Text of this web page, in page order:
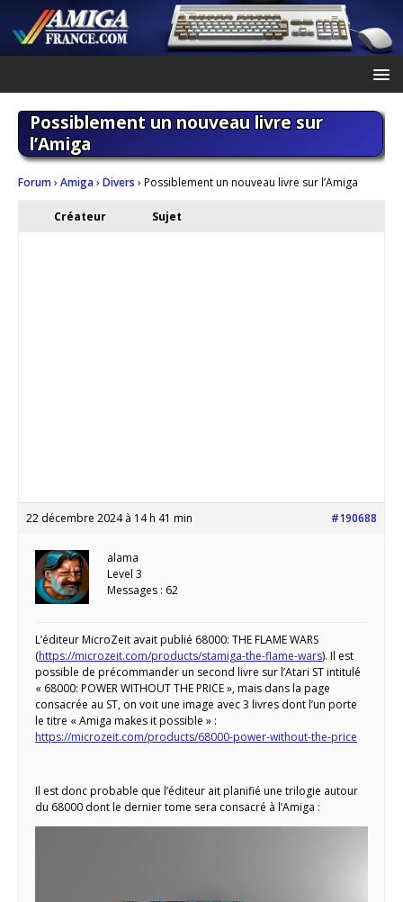
Possiblement un nouveau livre sur
l’Amiga
Forum› Amiga› Divers › Possiblement un nouveau livre sur l’Amiga
Créateur Sujet
22 décembre 2024 à 14 h 41 min #190688
alama
Level 3
Messages : 62
L’éditeur MicroZeit avait publié 68000: THE FLAME WARS
(https://microzeit.com/products/stamiga-the-flame-wars). Il est
possible de précommander un second livre sur l’Atari ST intitulé
« 68000: POWER WITHOUT THE PRICE », mais dans la page
consacrée au ST, on voit une image avec 3 livres dont l’un porte
le titre « Amiga makes it possible » :
https://microzeit.com/products/68000-power-without-the-price
Il est donc probable que l’éditeur ait planifié une trilogie autour
du 68000 dont le dernier tome sera consacré à l’Amiga :